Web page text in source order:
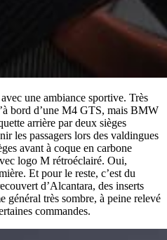
une ambiance sportive. Très
bord d’une M4 GTS, mais BMW
arrière par deux sièges
les passagers lors des valdingues
avant à coque en carbone
logo M rétroéclairé. Oui,
Et pour le reste, c’est du
d’Alcantara, des inserts
général très sombre, à peine relevé
commandes.